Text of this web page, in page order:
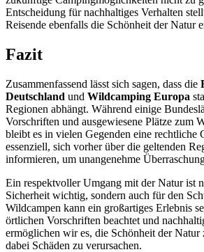
Entscheidung für nachhaltiges Verhalten
Reisende ebenfalls die Schönheit der Natur
Fazit
Zusammenfassend lässt sich sagen, dass die
Deutschland und Wildcamping Europa
Regionen abhängt. Während einige
Vorschriften und ausgewiesene Plätze zum
bleibt es in vielen Gegenden eine rechtliche
essenziell, sich vorher über die geltenden
informieren, um unangenehme
Ein respektvoller Umgang mit der Natur ist
Sicherheit wichtig, sondern auch für den
Wildcampen kann ein großartiges Erlebnis
örtlichen Vorschriften beachtet und
ermöglichen wir es, die Schönheit der Natur
dabei Schäden zu verursachen.